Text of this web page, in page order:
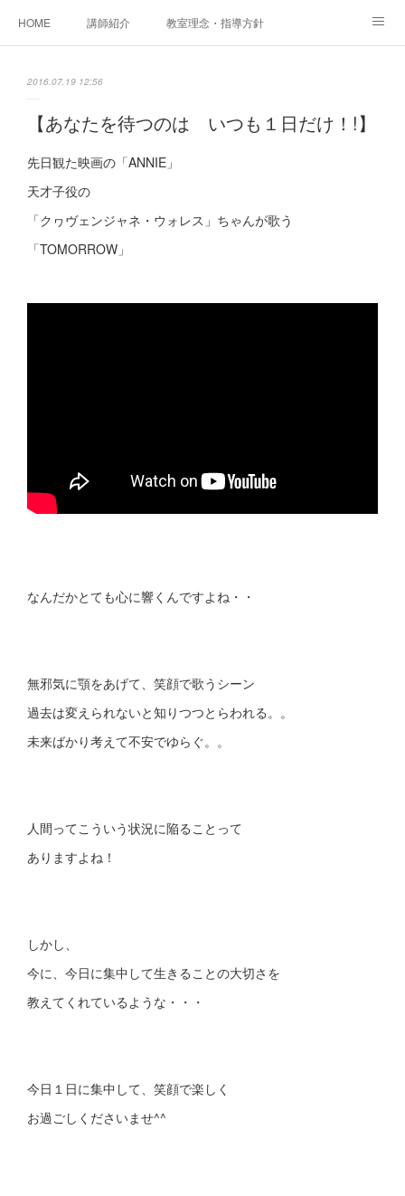
HOME 講師紹介 教室理念・指導方針
ご相談・体験レッスンお申し込み
アクセス
2016.07.19 12:56
【あなたを待つのは いつも１日だけ！!】
先日観た映画の「ANNIE」
天才子役の
「クヮヴェンジャネ・ウォレス」ちゃんが歌う
「TOMORROW」
なんだかとても心に響くんですよね・・
無邪気に顎をあげて、笑顔で歌うシーン
過去は変えられないと知りつつとらわれる。。
未来ばかり考えて不安でゆらぐ。。
人間ってこういう状況に陥ることって
ありますよね！
しかし、
今に、今日に集中して生きることの大切さを
教えてくれているような・・・
今日１日に集中して、笑顔で楽しく
お過ごしくださいませ^^